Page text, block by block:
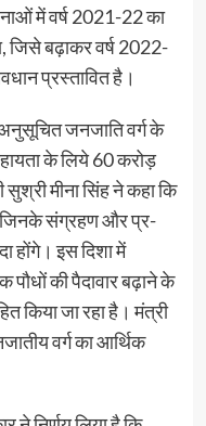
में वर्ष 2021-22 का
बढ़ाकर वर्ष 2022-
प्रस्तावित है।
जनजाति वर्ग के
के लिये 60 करोड़
मीना सिंह ने कहा कि
जिनके संग्रहण और प्र-
इस दिशा में
पौधों की पैदावार बढ़ाने के
किया जा रहा है। मंत्री
वर्ग का आर्थिक